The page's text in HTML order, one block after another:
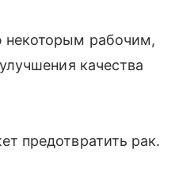
некоторым рабочим,
качества
предотвратить рак.